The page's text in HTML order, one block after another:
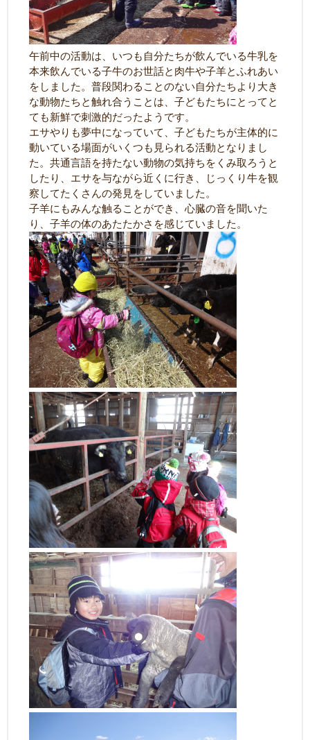
午前中の活動は、いつも自分たちが飲んでいる牛乳を
本来飲んでいる子牛のお世話と肉牛や子羊とふれあい
をしました。普段関わることのない自分たちより大き
な動物たちと触れ合うことは、子どもたちにとってと
ても新鮮で刺激的だったようです。
エサやりも夢中になっていて、子どもたちが主体的に
動いている場面がいくつも見られる活動となりまし
た。共通言語を持たない動物の気持ちをくみ取ろうと
したり、エサを与ながら近くに行き、じっくり牛を観
察してたくさんの発見をしていました。
子羊にもみんな触ることができ、心臓の音を聞いた
り、子羊の体のあたたかさを感じていました。